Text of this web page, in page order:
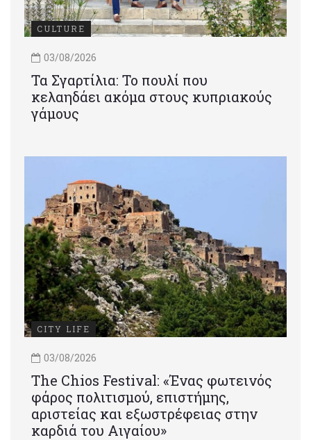
CULTURE
03/08/2026
Τα Σγαρτίλια: Το πουλί που
κελαηδάει ακόμα στους κυπριακούς
γάμους
CITY LIFE
03/08/2026
Τhe Chios Festival: «Ένας φωτεινός
φάρος πολιτισμού, επιστήμης,
αριστείας και εξωστρέφειας στην
καρδιά του Αιγαίου»